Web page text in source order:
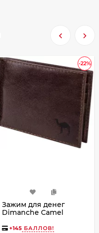
-22%
Зажим для денег
Dimanche Camel
отделением для
+145 БАЛЛОВ!